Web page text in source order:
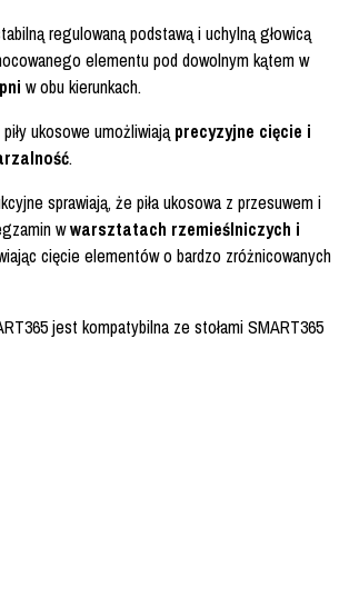
regulowaną podstawą i uchylną głowicą
elementu pod dowolnym kątem w
w obu kierunkach.
ukosowe umożliwiają precyzyjne cięcie i
.
sprawiają, że piła ukosowa z przesuwem i
wwarsztatach rzemieślniczych i
cięcie elementów o bardzo zróżnicowanych
jest kompatybilna ze stołami SMART365